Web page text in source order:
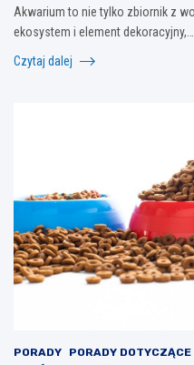
Akwarium to nie tylko zbiornik z
ekosystem i element dekoracyjny,…
Czytaj dalej
PORADY
PORADY